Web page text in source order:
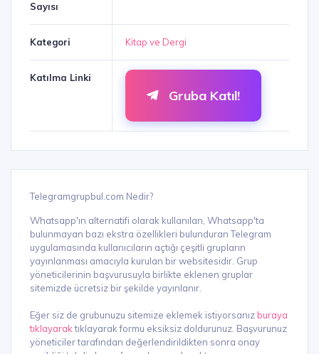
Sayısı
Kategori Kitap ve Dergi
Katılma Linki
Gruba Katıl!
Telegramgrupbul.com Nedir?
Whatsapp'ın alternatifi olarak kullanılan, Whatsapp'ta
bulunmayan bazı ekstra özellikleri bulunduran Telegram
uygulamasında kullanıcıların açtığı çeşitli grupların
yayınlanması amacıyla kurulan bir websitesidir. Grup
yöneticilerinin başvurusuyla birlikte eklenen gruplar
sitemizde ücretsiz bir şekilde yayınlanır.
Eğer siz de grubunuzu sitemize eklemek istiyorsanız buraya
tıklayaraktıklayarak formu eksiksiz doldurunuz. Başvurunuz
yöneticiler tarafından değerlendirildikten sonra onay